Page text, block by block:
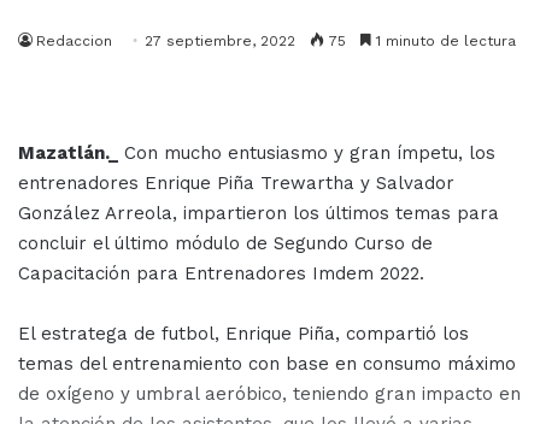
Redaccion 27 septiembre, 2022 75 1 minuto de lectura
Mazatlán._
Con mucho entusiasmo y gran ímpetu, los
entrenadores Enrique Piña Trewartha y Salvador
González Arreola, impartieron los últimos temas para
concluir el último módulo de Segundo Curso de
Capacitación para Entrenadores Imdem 2022.
El estratega de futbol, Enrique Piña, compartió los
temas del entrenamiento con base en consumo máximo
de oxígeno y umbral aeróbico, teniendo gran impacto en